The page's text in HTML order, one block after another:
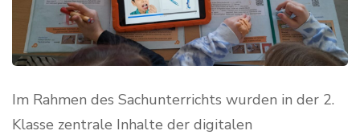
Im Rahmen des Sachunterrichts wurden in der 2.
Klasse zentrale Inhalte der digitalen